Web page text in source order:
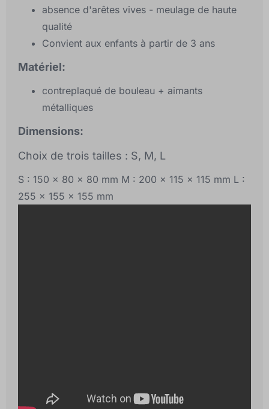
absence d'arêtes vives - meulage de haute
qualité
Convient aux enfants à partir de 3 ans
Matériel:
contreplaqué de bouleau + aimants
métalliques
Dimensions:
Choix de trois tailles : S, M, L
S : 150 x 80 x 80 mm M : 200 x 115 x 115 mm L :
255 x 155 x 155 mm